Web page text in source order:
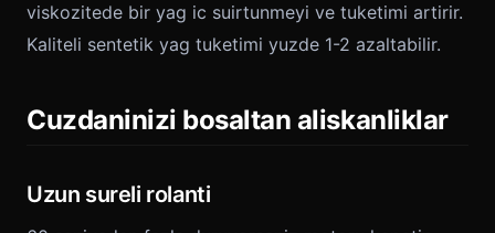
viskozitede bir yag ic suirtunmeyi ve tuketimi artirir.
Kaliteli sentetik yag tuketimi yuzde 1-2 azaltabilir.
Cuzdaninizi bosaltan aliskanliklar
Uzun sureli rolanti